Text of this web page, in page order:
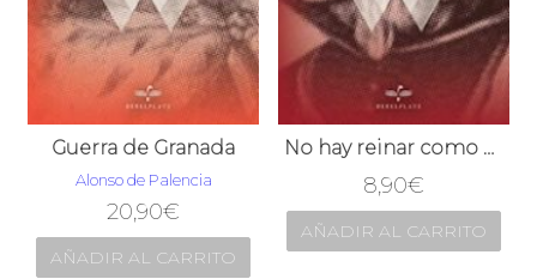
Guerra de Granada
Alonso de Palencia
20,90€
AÑADIR AL CARRITO
No hay reinar como el vivir
8,90€
AÑADIR AL CARRITO